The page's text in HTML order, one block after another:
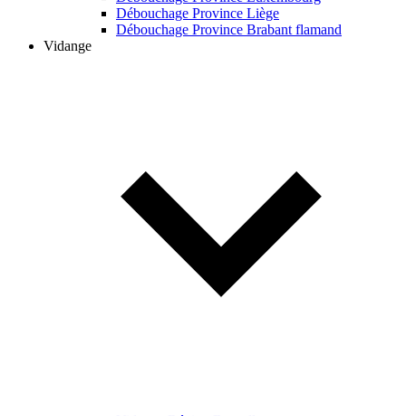
Débouchage Province Liège
Débouchage Province Brabant flamand
Vidange